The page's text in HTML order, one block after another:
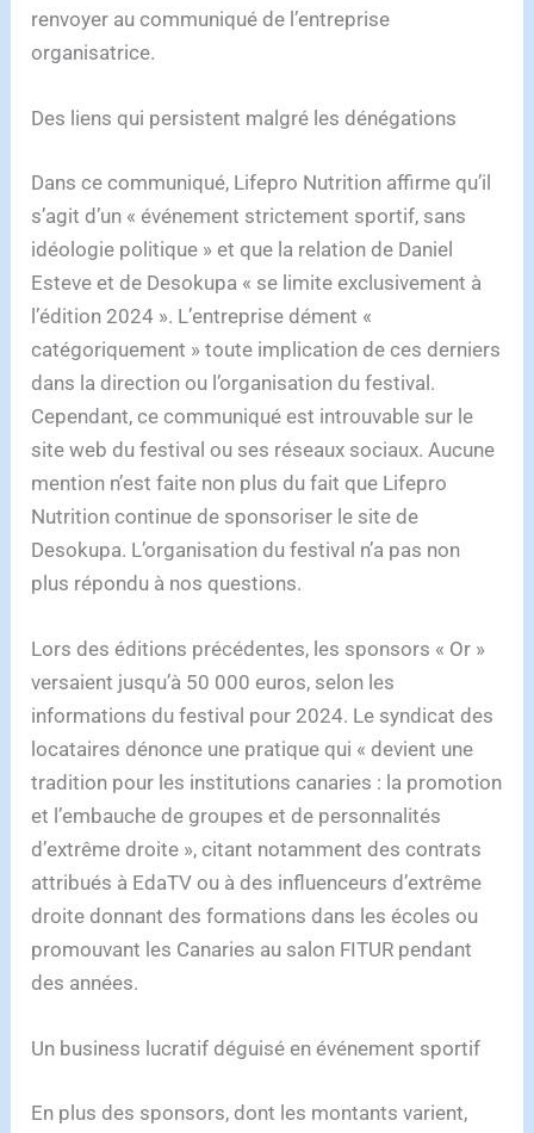
renvoyer au communiqué de l’entreprise
organisatrice.
Des liens qui persistent malgré les dénégations
Dans ce communiqué, Lifepro Nutrition affirme qu’il
s’agit d’un « événement strictement sportif, sans
idéologie politique » et que la relation de Daniel
Esteve et de Desokupa « se limite exclusivement à
l’édition 2024 ». L’entreprise dément «
catégoriquement » toute implication de ces derniers
dans la direction ou l’organisation du festival.
Cependant, ce communiqué est introuvable sur le
site web du festival ou ses réseaux sociaux. Aucune
mention n’est faite non plus du fait que Lifepro
Nutrition continue de sponsoriser le site de
Desokupa. L’organisation du festival n’a pas non
plus répondu à nos questions.
Lors des éditions précédentes, les sponsors « Or »
versaient jusqu’à 50 000 euros, selon les
informations du festival pour 2024. Le syndicat des
locataires dénonce une pratique qui « devient une
tradition pour les institutions canaries : la promotion
et l’embauche de groupes et de personnalités
d’extrême droite », citant notamment des contrats
attribués à EdaTV ou à des influenceurs d’extrême
droite donnant des formations dans les écoles ou
promouvant les Canaries au salon FITUR pendant
des années.
Un business lucratif déguisé en événement sportif
En plus des sponsors, dont les montants varient,